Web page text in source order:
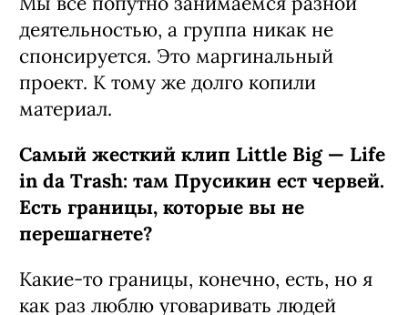
деятельностью, а группа никак не
спонсируется. Это маргинальный
проект. К тому же долго копили
материал.
Самый жесткий клип Little Big — Life
in da Trash: там Прусикин ест червей.
Есть границы, которые вы не
перешагнете?
Какие-то границы, конечно, есть, но я
как раз люблю уговаривать людей